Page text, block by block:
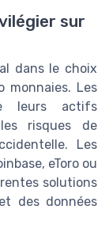
sur
dans le choix
monnaies. Les
leurs actifs
risques de
Les
eToro ou
solutions
des données